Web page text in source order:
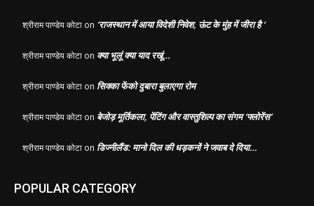
श्रीराम पाण्डेय कोटा on ‘राजस्थान में आया विदेशी निवेश, ऊंट के मुंह में जीरा है ‘
श्रीराम पाण्डेय कोटा on क्या भूलूं क्या याद रखूं…
श्रीराम पाण्डेय कोटा on सिक्का फेंको दुबारा बुलाएगा रोम
श्रीराम पाण्डेय कोटा on बेजोड़ मूर्तिकला, पेंटिंग और वास्तुशिल्प का संगम ‘फ्लोरेंस’
श्रीराम पाण्डेय कोटा on डिज्नीलैंड: मानो दिल की धड़कनों ने जवाब दे दिया…
POPULAR CATEGORY